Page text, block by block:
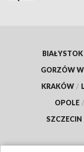
BIAŁYSTOK
GORZÓW
KRAKÓW /
OPOLE /
SZCZECIN